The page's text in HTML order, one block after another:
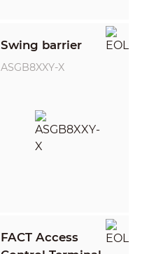
Swing barrier
ASGB8XXY-X
FACT Access